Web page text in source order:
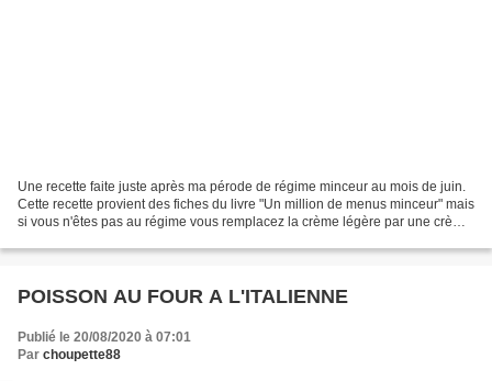
Une recette faite juste après ma pérode de régime minceur au mois de juin.
Cette recette provient des fiches du livre "Un million de menus minceur" mais
si vous n'êtes pas au régime vous remplacez la crème légère par une crème
POISSON AU FOUR A L'ITALIENNE
Publié le 20/08/2020 à 07:01
Par choupette88